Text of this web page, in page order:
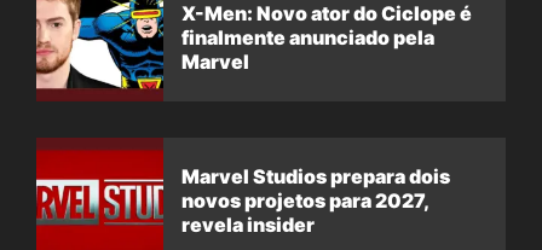
X-Men: Novo ator do Ciclope é
finalmente anunciado pela
Marvel
Marvel Studios prepara dois
novos projetos para 2027,
revela insider